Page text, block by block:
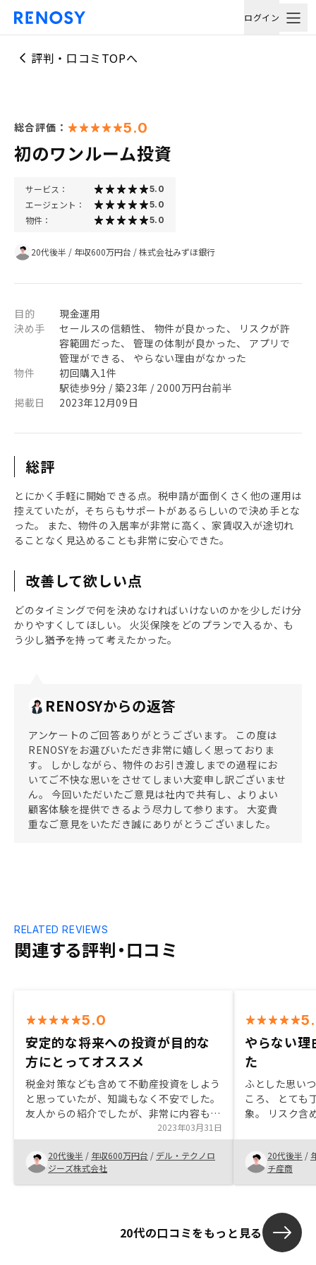
ログイン
評判・口コミTOPへ
総合評価： 5.0
初のワンルーム投資
サービス： 5.0
エージェント： 5.0
物件： 5.0
20代後半 / 年収600万円台 /株式会社みずほ銀行
目的
現金運用
決め手
セールスの信頼性、 物件が良かった、 リスクが許
容範囲だった、 管理の体制が良かった、 アプリで
管理ができる、 やらない理由がなかった
物件
初回購入1件
駅徒歩9分 / 築23年 / 2000万円台前半
掲載日
2023年12月09日
総評
とにかく手軽に開始できる点。税申請が面倒くさく他の運用は
控えていたが，そちらもサポートがあるらしいので決め手とな
った。 また、物件の入居率が非常に高く、家賃収入が途切れ
ることなく見込めることも非常に安心できた。
改善して欲しい点
どのタイミングで何を決めなければいけないのかを少しだけ分
かりやすくしてほしい。 火災保険をどのプランで入るか、も
う少し猶予を持って考えたかった。
RENOSYからの返答
アンケートのご回答ありがとうございます。 この度は
RENOSYをお選びいただき非常に嬉しく思っておりま
す。 しかしながら、物件のお引き渡しまでの過程にお
いてご不快な思いをさせてしまい大変申し訳ございませ
ん。 今回いただいたご意見は社内で共有し、よりよい
顧客体験を提供できるよう尽力して参ります。 大変貴
重なご意見をいただき誠にありがとうございました。
関連する評判・口コミ
RELATED REVIEWS
5.0
安定的な将来への投資が目的な
方にとってオススメ
税金対策なども含めて不動産投資をしよう
と思っていたが、知識もなく不安でした。
友人からの紹介でしたが、非常に内容もわ
かりやすく、スムーズに契約できました。
また扱っている物件も優位性があり、決定
するのに十分な要素が揃っていた。
2023年03月31日
20代後半 / 年収600万円台 / デル・テクノロ
ジーズ株式会社
やらない理
た
ふとした思い
ころ、 とても
象。 リスク含
な意思決定と
分自身の支出
き、漠然とし
する不足も認
リスクの無い
い。という感
話を聞いて検
20代後半 /
チ産商
20代の口コミをもっと見る